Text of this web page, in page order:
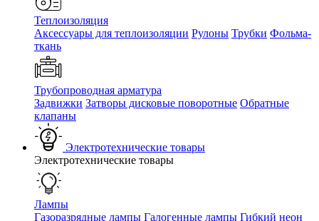
Теплоизоляция
Аксессуары для теплоизоляции Рулоны Трубки Фольма-
ткань
Трубопроводная арматура
Задвижки Затворы дисковые поворотные Обратные
клапаны
Электротехнические товары
Электротехнические товары
Лампы
Газоразрядные лампы Галогенные лампы Гибкий неон